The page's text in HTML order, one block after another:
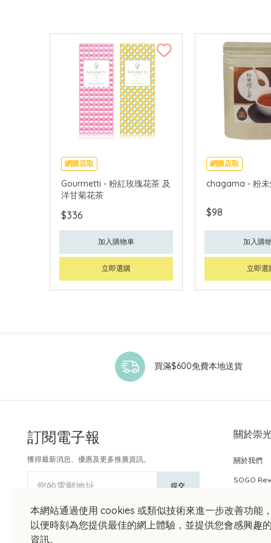
網購店取
Gourmetti - 粉紅玫瑰花茶 及
洋甘菊花茶
$336
加入購物車
立即選購
網購店取
chagama - 粉
$98
加入購
立即選
本網站通過使用 cookies 或類似技術來進一步改善功能
以便時刻為您提供最佳的網上體驗，並提供您會感興趣
資訊。
買滿$600免費本地送貨
訂閱電子報
獲得最新消息、優惠及更多推廣資訊。
您的電郵地址 提交
關於崇
關於我們
SOGO